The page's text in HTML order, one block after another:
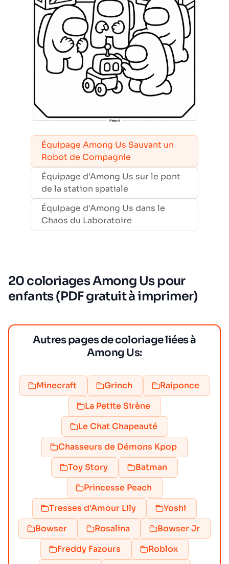
Équipage Among Us Sauvant un
Robot de Compagnie
Équipage d'Among Us sur le pont
de la station spatiale
Équipage d'Among Us dans le
Chaos du Laboratoire
20 coloriages Among Us pour
enfants (PDF gratuit à imprimer)
Autres pages de coloriage liées à
Among Us:
Minecraft Grinch
Raiponce
La Petite Sirène
Le Chat Chapeauté
Chasseurs de Démons Kpop
Toy Story
Batman
Princesse Peach
Tresses d'Amour Lily
Yoshi
Bowser
Rosalina
Bowser Jr
Freddy Fazours
Roblox